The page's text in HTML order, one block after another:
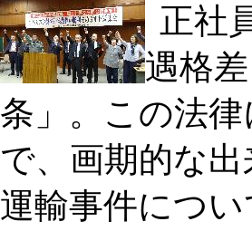
正社
遇格
条」。この法
で、画期的な
運輸事件につ